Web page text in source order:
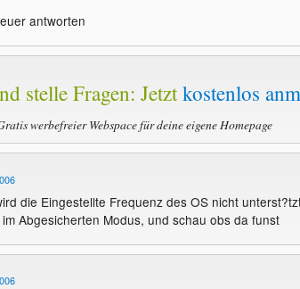
antworten
stelle Fragen: Jetztkostenlos
werbefreier Webspace für deine eigene Homepage
die Eingestellte Frequenz des OS nicht
Abgesicherten Modus, und schau obs da funst